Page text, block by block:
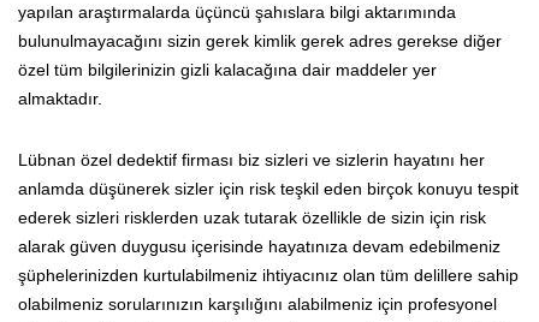
yapılan araştırmalarda üçüncü şahıslara bilgi aktarımında
bulunulmayacağını sizin gerek kimlik gerek adres gerekse diğer
özel tüm bilgilerinizin gizli kalacağına dair maddeler yer
almaktadır.
Lübnan özel dedektif firması biz sizleri ve sizlerin hayatını her
anlamda düşünerek sizler için risk teşkil eden birçok konuyu tespit
ederek sizleri risklerden uzak tutarak özellikle de sizin için risk
alarak güven duygusu içerisinde hayatınıza devam edebilmeniz
şüphelerinizden kurtulabilmeniz ihtiyacınız olan tüm delillere sahip
olabilmeniz sorularınızın karşılığını alabilmeniz için profesyonel